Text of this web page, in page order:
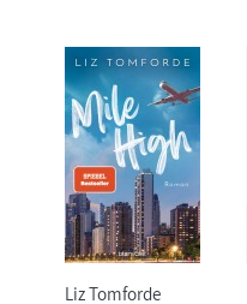
Liz Tomforde